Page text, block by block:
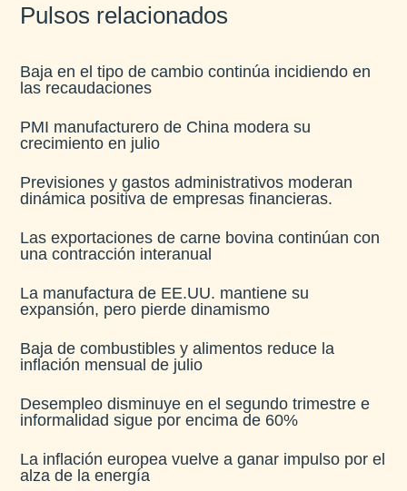
Pulsos relacionados
Baja en el tipo de cambio continúa incidiendo en
las recaudaciones​
PMI manufacturero de China modera su
crecimiento en julio​
Previsiones y gastos administrativos moderan
dinámica positiva de empresas financieras​.
Las exportaciones de carne bovina continúan con
una contracción interanual
La manufactura de EE.UU. mantiene su
expansión, pero pierde dinamismo
Baja de combustibles y alimentos reduce la
inflación mensual de julio​
Desempleo disminuye en el segundo trimestre e
informalidad sigue por encima de 60%
La inflación europea vuelve a ganar impulso por el
alza de la energía